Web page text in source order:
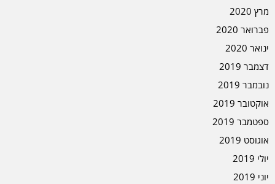
מרץ 2020
פברואר 2020
ינואר 2020
דצמבר 2019
נובמבר 2019
אוקטובר 2019
ספטמבר 2019
אוגוסט 2019
יולי 2019
יוני 2019